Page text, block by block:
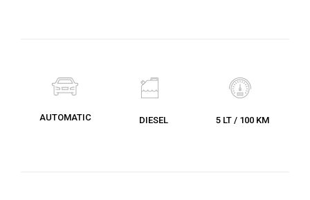
AUTOMATIC DIESEL 5 LT / 100 KM